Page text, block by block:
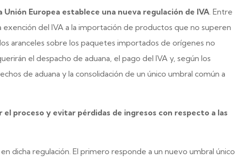
Unión Europea establece una nueva regulación de IVA. Entre
exención del IVA a la importación de productos que no superen
aranceles sobre los paquetes importados de orígenes no
el despacho de aduana, el pago del IVA y, según los
de aduana y la consolidación de un único umbral común a
el proceso y evitar pérdidas de ingresos con respecto a las
dicha regulación. El primero responde a un nuevo umbral único